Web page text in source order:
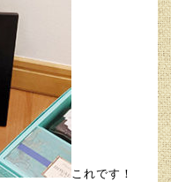
これです！